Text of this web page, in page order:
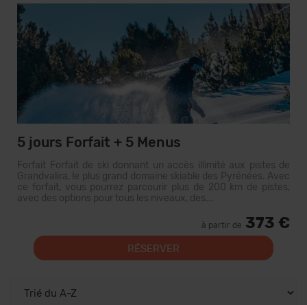
5 jours Forfait + 5 Menus
Forfait Forfait de ski donnant un accès illimité aux pistes de
Grandvalira, le plus grand domaine skiable des Pyrénées. Avec
ce forfait, vous pourrez parcourir plus de 200 km de pistes,
avec des options pour tous les niveaux, des...
à partir de 373 €
RÉSERVER